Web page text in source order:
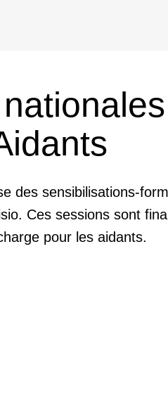
des sensibilisations-
Ces sessions sont
pour les aidants.